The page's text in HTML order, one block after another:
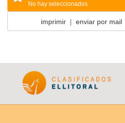
No hay seleccionados
imprimir| enviar por mail